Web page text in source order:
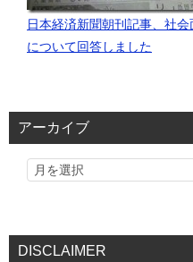
日本経済新聞朝刊記事、社
について回答しました
アーカイブ
DISCLAIMER